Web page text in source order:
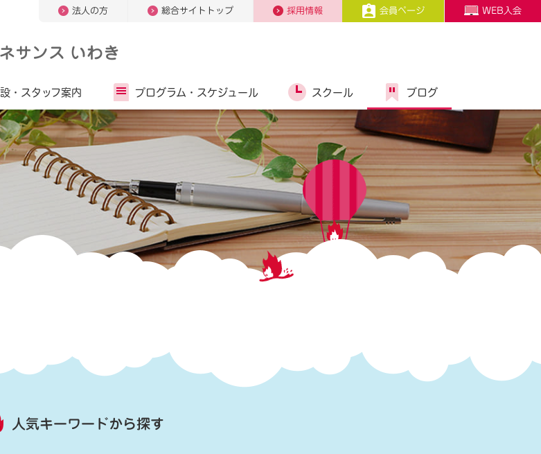
法人の方 総合サイトトップ 採用情報 会員ページ WEB入会
サンス いわき
・ スタッフ案内 プログラム・ スケジュール スクール ブログ
人気キーワードから探す